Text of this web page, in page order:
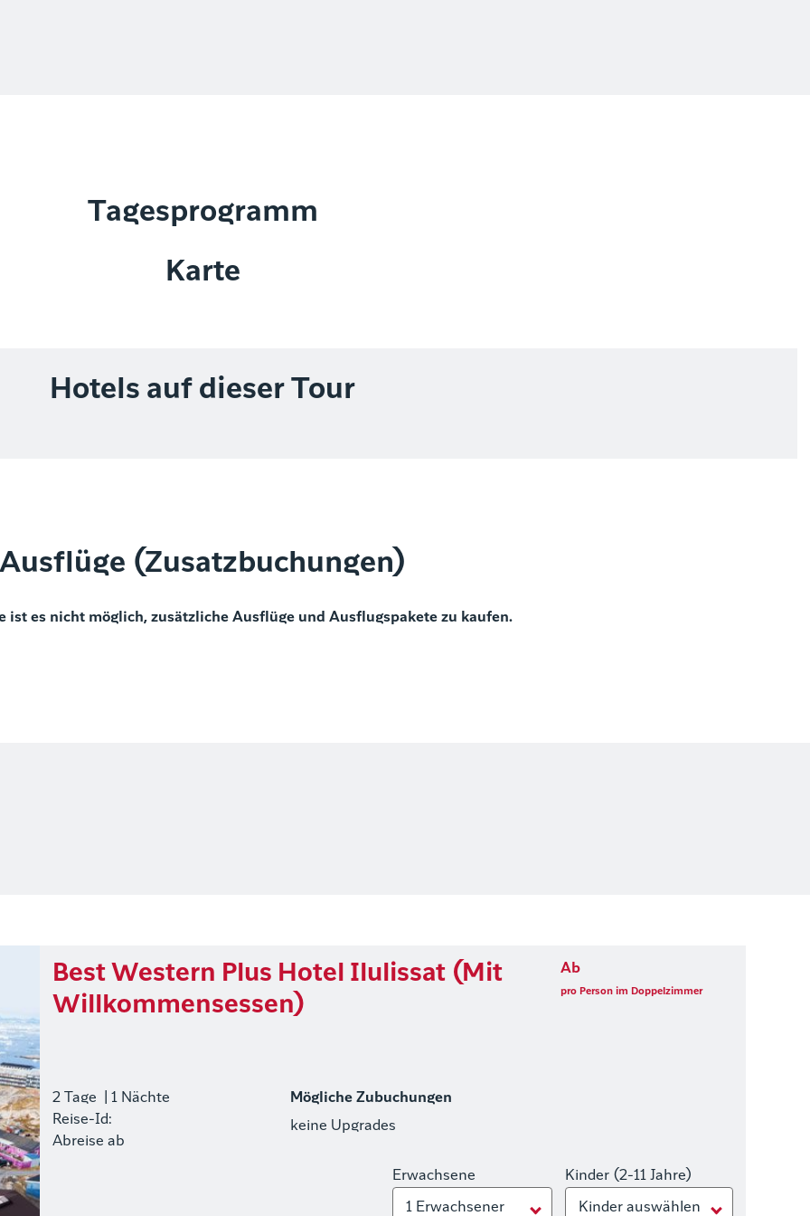
Tagesprogramm
Karte
Hotels auf dieser Tour
Ausflüge (Zusatzbuchungen)
ist es nicht möglich, zusätzliche Ausflüge und Ausflugspakete zu kaufen.
Best Western Plus Hotel Ilulissat (Mit
Willkommensessen)
Ab
pro Person im Doppelzimmer
2 Tage
| 1 Nächte
Reise-Id:
Abreise ab
Mögliche Zubuchungen
keine Upgrades
Erwachsene
1 Erwachsener
Kinder (2-11 Jahre)
Kinder auswählen